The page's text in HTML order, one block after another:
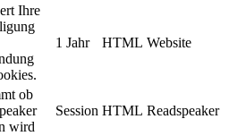
Ihre
1 Jahr HTML Website
ob
wird
Session HTML Readspeaker